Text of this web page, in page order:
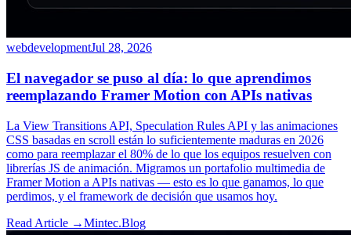
webdevelopmentJul 28, 2026
El navegador se puso al día: lo que aprendimos
reemplazando Framer Motion con APIs nativas
La View Transitions API, Speculation Rules API y las animaciones
CSS basadas en scroll están lo suficientemente maduras en 2026
como para reemplazar el 80% de lo que los equipos resuelven con
librerías JS de animación. Migramos un portafolio multimedia de
Framer Motion a APIs nativas — esto es lo que ganamos, lo que
perdimos, y el framework de decisión que usamos hoy.
Read Article →Mintec.Blog